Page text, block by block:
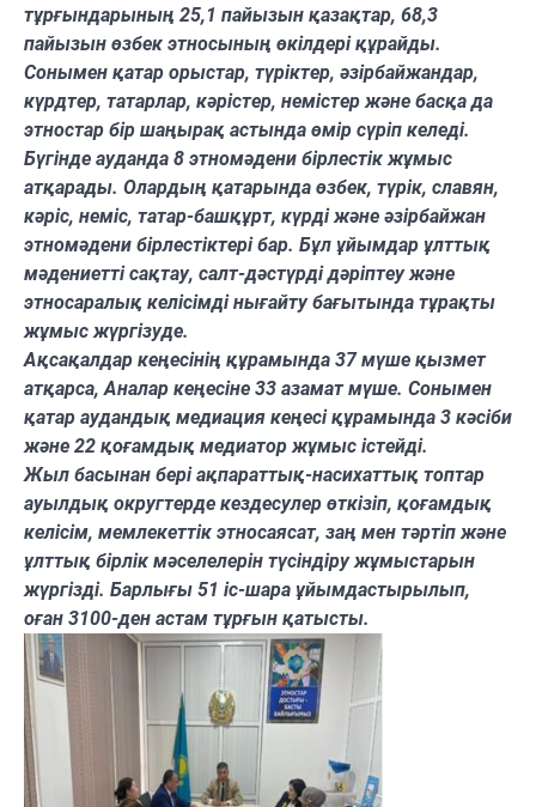
тұрғындарының 25,1 пайызын қазақтар, 68,3
пайызын өзбек этносының өкілдері құрайды.
Сонымен қатар орыстар, түріктер, әзірбайжандар,
күрдтер, татарлар, кәрістер, немістер және басқа да
этностар бір шаңырақ астында өмір сүріп келеді.
Бүгінде ауданда 8 этномәдени бірлестік жұмыс
атқарады. Олардың қатарында өзбек, түрік, славян,
кәріс, неміс, татар-башқұрт, күрді және әзірбайжан
этномәдени бірлестіктері бар. Бұл ұйымдар ұлттық
мәдениетті сақтау, салт-дәстүрді дәріптеу және
этносаралық келісімді нығайту бағытында тұрақты
жұмыс жүргізуде.
Ақсақалдар кеңесінің құрамында 37 мүше қызмет
атқарса, Аналар кеңесіне 33 азамат мүше. Сонымен
қатар аудандық медиация кеңесі құрамында 3 кәсіби
және 22 қоғамдық медиатор жұмыс істейді.
Жыл басынан бері ақпараттық-насихаттық топтар
ауылдық округтерде кездесулер өткізіп, қоғамдық
келісім, мемлекеттік этносаясат, заң мен тәртіп және
ұлттық бірлік мәселелерін түсіндіру жұмыстарын
жүргізді. Барлығы 51 іс-шара ұйымдастырылып,
оған 3100-ден астам тұрғын қатысты.